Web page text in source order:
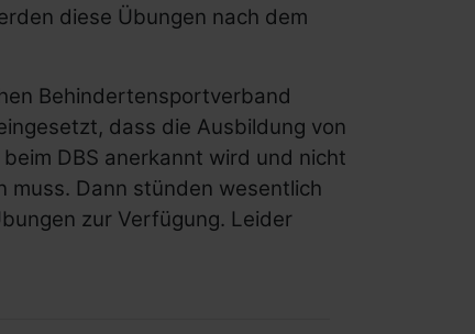
diese Übungen nach dem
Behindertensportverband
dass die Ausbildung von
DBS anerkannt wird und nicht
muss. Dann stünden wesentlich
zur Verfügung. Leider